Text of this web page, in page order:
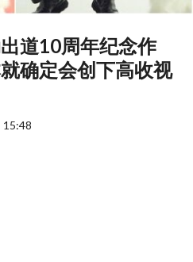
道10周年纪念作
确定会创下高收视
15:48